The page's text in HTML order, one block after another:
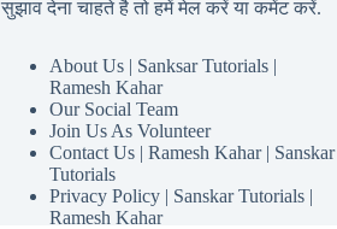
सुझाव देना चाहते है तो हमें मेल करें या कमेंट करें.
About Us | Sanksar Tutorials |
Ramesh Kahar
Our Social Team
Join Us As Volunteer
Contact Us | Ramesh Kahar | Sanskar
Tutorials
Privacy Policy | Sanskar Tutorials |
Ramesh Kahar